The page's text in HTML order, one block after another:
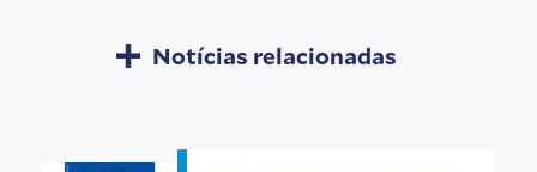
Notícias relacionadas